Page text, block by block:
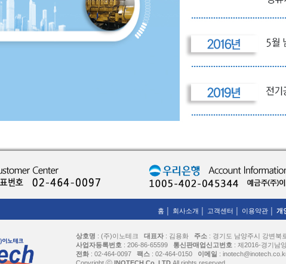
홈 │ 회사소개 │ 고객센터 │ 이용약관 │ 개
상호명 : (주)이노테크 대표자 : 김용화 주소 : 경기도 남양주시 강변북
사업자등록번호 : 206-86-65599 통신판매업신고번호 : 제2016-경기남
전화 : 02-464-0097 팩스 : 02-464-0150 이메일 :